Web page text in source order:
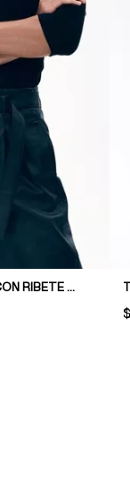
TOP EN PUNTO ACANALADO CON RIBETE DE ENCAJE